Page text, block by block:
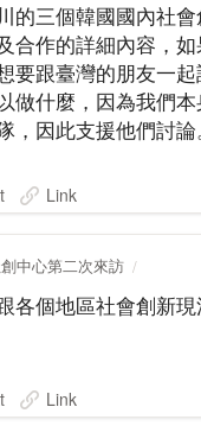
的三個韓國國內社
合作的詳細內容，
要跟臺灣的朋友一
做什麼，因為我們
，因此支援他們討論
Link
中心第二次來訪
各個地區社會創新
Link